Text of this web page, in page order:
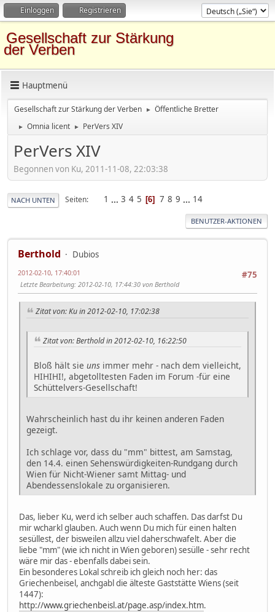
Einloggen Registrieren
Gesellschaft zur Stärkung
der Verben
Hauptmenü
Gesellschaft zur Stärkung der Verben ► Öffentliche Bretter
► Omnia licent ► PerVers XIV
PerVers XIV
Begonnen von Ku, 2011-11-08, 22:03:38
NACH UNTEN Seiten 1 ... 3 4 5 6 7 8 9 ... 14
BENUTZER-AKTIONEN
Berthold
Dubios
#75
2012-02-10, 17:40:01
Letzte Bearbeitung: 2012-02-10, 17:44:30 von Berthold
Zitat von: Ku in 2012-02-10, 17:02:38
Zitat von: Berthold in 2012-02-10, 16:22:50
Bloß hält sie uns immer mehr - nach dem vielleicht,
HIHIHI!, abgetolltesten Faden im Forum -für eine
Schüttelvers-Gesellschaft!
Wahrscheinlich hast du ihr keinen anderen Faden
gezeigt.
Ich schlage vor, dass du "mm" bittest, am Samstag,
den 14.4. einen Sehenswürdigkeiten-Rundgang durch
Wien für Nicht-Wiener samt Mittag- und
Abendessenslokale zu organisieren.
Das, lieber Ku, werd ich selber auch schaffen. Das darfst Du
mir wcharkl glauben. Auch wenn Du mich für einen halten
sesüllest, der bisweilen allzu viel daherschwafelt. Aber die
liebe "mm" (wie ich nicht in Wien geboren) sesülle - sehr recht
wäre mir das - ebenfalls dabei sein.
Ein besonderes Lokal schreib ich gleich noch her: das
Griechenbeisel, anchgabl die älteste Gaststätte Wiens (seit
1447):
http://www.griechenbeisl.at/page.asp/index.htm.